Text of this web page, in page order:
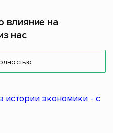
влияние на
нас